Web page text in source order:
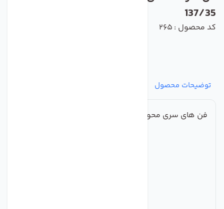
137/35
کد محصول : 265
توضیحات محصول
فن های سری محوری فولادی